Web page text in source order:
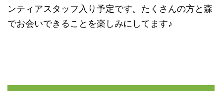
ンティアスタッフ入り予定です。たくさんの方と森
でお会いできることを楽しみにしてます♪